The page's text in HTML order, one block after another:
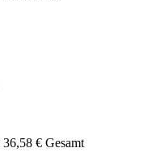
36,58 € Gesamt